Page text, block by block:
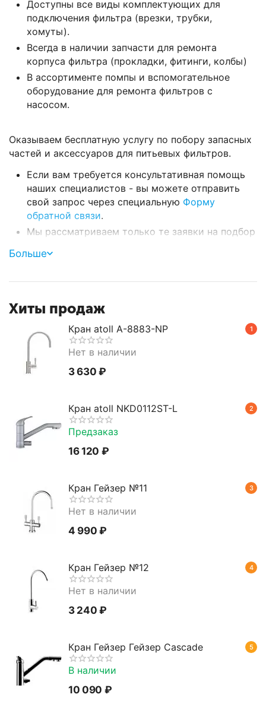
Доступны все виды комплектующих для
подключения фильтра (врезки, трубки,
хомуты).
Всегда в наличии запчасти для ремонта
корпуса фильтра (прокладки, фитинги, колбы)
В ассортименте помпы и вспомогательное
оборудование для ремонта фильтров с
насосом.
Оказываем бесплатную услугу по побору запасных
частей и аксессуаров для питьевых фильтров.
Если вам требуется консультативная помощь
наших специалистов - вы можете отправить
свой запрос через специальную Форму
обратной связи.
Мы рассматриваем только те заявки на подбор
фильтров для воды, представленных в нашем
Больше
Хиты продаж
1
Кран atoll A-8883-NP
Нет в наличии
3 630 ₽
2
Кран atoll NKD0112ST-L
Предзаказ
16 120 ₽
3
Кран Гейзер №11
Нет в наличии
4 990 ₽
4
Кран Гейзер №12
Нет в наличии
3 240 ₽
5
Кран Гейзер Гейзер Cascade
В наличии
10 090 ₽